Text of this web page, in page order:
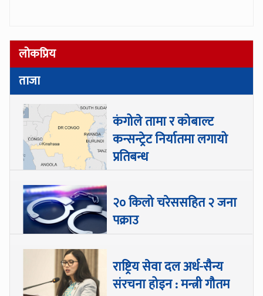
लोकप्रिय
ताजा
कंगोले तामा र कोबाल्ट
कन्सन्ट्रेट निर्यातमा लगायो
प्रतिबन्ध
२० किलो चरेससहित २ जना
पक्राउ
राष्ट्रिय सेवा दल अर्ध-सैन्य
संरचना होइन : मन्त्री गौतम